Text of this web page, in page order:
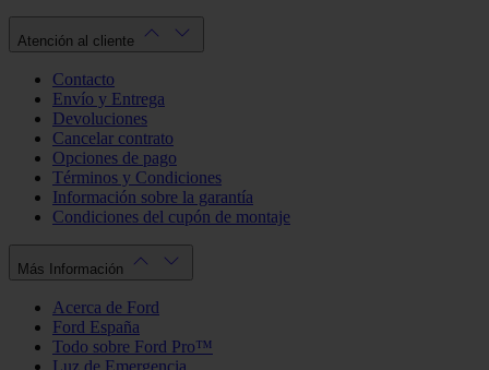
Atención al cliente
Contacto
Envío y Entrega
Devoluciones
Cancelar contrato
Opciones de pago
Términos y Condiciones
Información sobre la garantía
Condiciones del cupón de montaje
Más Información
Acerca de Ford
Ford España
Todo sobre Ford Pro™